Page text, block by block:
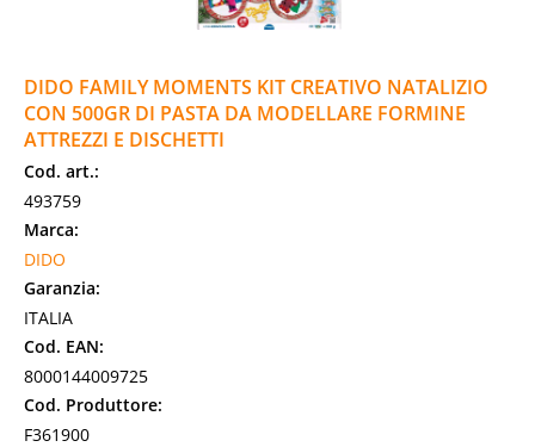
DIDO FAMILY MOMENTS KIT CREATIVO NATALIZIO
CON 500GR DI PASTA DA MODELLARE FORMINE
ATTREZZI E DISCHETTI
Cod. art.:
493759
Marca:
DIDO
Garanzia:
ITALIA
Cod. EAN:
8000144009725
Cod. Produttore:
F361900